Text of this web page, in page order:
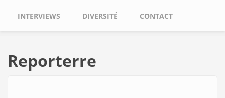
INTERVIEWS DIVERSITÉ CONTACT
Reporterre